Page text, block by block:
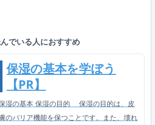
でいる人におすすめ
保湿の基本を学ぼう
【PR】
湿の基本 保湿の目的 保湿の目的は、皮
膚のバリア機能を保つことです。また、壊れ